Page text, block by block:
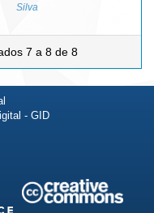
Silva
7 a 8 de 8
- GID